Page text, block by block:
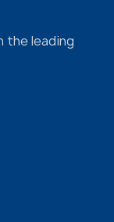
the leading